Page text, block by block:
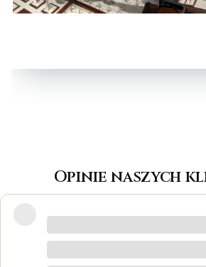
Opinie naszych
odpowiedzi na wszystkie
jest piękna! Ceny bardzo